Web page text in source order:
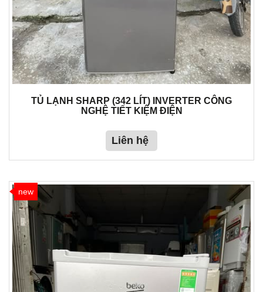
TỦ LẠNH SHARP (342 LÍT) INVERTER CÔNG
NGHỆ TIẾT KIỆM ĐIỆN
Liên hệ
new